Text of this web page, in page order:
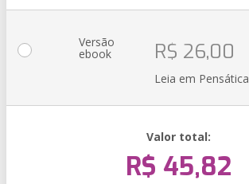
Versão
ebook R$ 26,00
Leia em Pensática
Valor total:
R$ 45,82